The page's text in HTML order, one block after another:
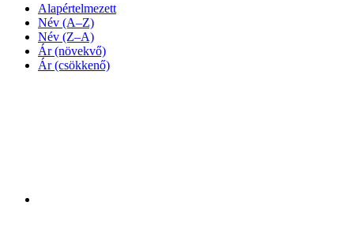
Alapértelmezett
Név (A–Z)
Név (Z–A)
Ár (növekvő)
Ár (csökkenő)